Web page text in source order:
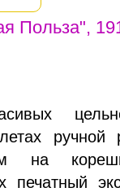
Польза",
ручной
на
печатный